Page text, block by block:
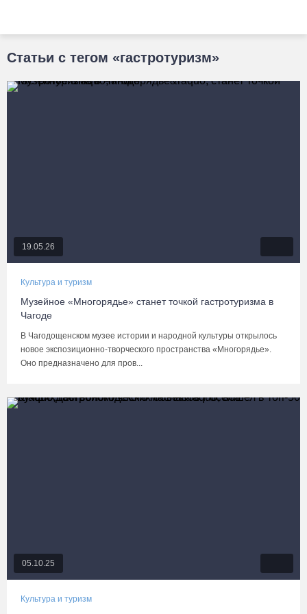
Статьи с тегом «гастротуризм»
19.05.26
Культура и туризм
Музейное «Многорядье» станет точкой гастротуризма в
Чагоде
В Чагодощенском музее истории и народной культуры открылось
новое экспозиционно-творческого пространства «Многорядье».
Оно предназначено для пров...
05.10.25
Культура и туризм